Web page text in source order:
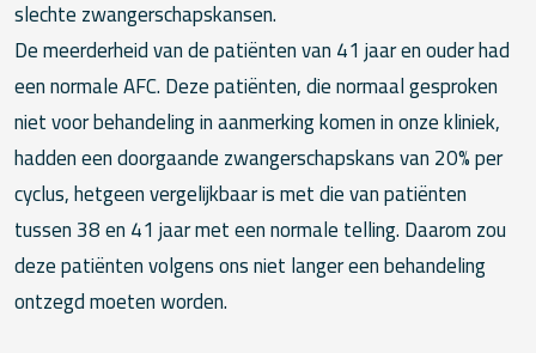
slechte zwangerschapskansen.
De meerderheid van de patiënten van 41 jaar en ouder had
een normale AFC. Deze patiënten, die normaal gesproken
niet voor behandeling in aanmerking komen in onze kliniek,
hadden een doorgaande zwangerschapskans van 20% per
cyclus, hetgeen vergelijkbaar is met die van patiënten
tussen 38 en 41 jaar met een normale telling. Daarom zou
deze patiënten volgens ons niet langer een behandeling
ontzegd moeten worden.